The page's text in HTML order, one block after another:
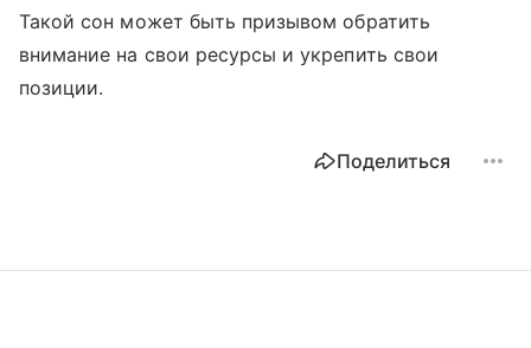
Такой сон может быть призывом обратить
внимание на свои ресурсы и укрепить свои
позиции.
Поделиться